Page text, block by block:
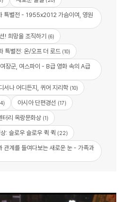
특별전 - 1955x2012 가슴이여, 영원
! 희망을 조직하기 (6)
특별전: 온/오프 더 로드 (10)
장군, 여스파이 - B급 영화 속의 A급
서나 어디든지, 퀴어 지리학 (10)
아시아 단편경선 (17)
터리 옥랑문화상 (1)
: 슬로우 슬로우 퀵 퀵 (22)
관계를 들여다보는 새로운 눈 - 가족과